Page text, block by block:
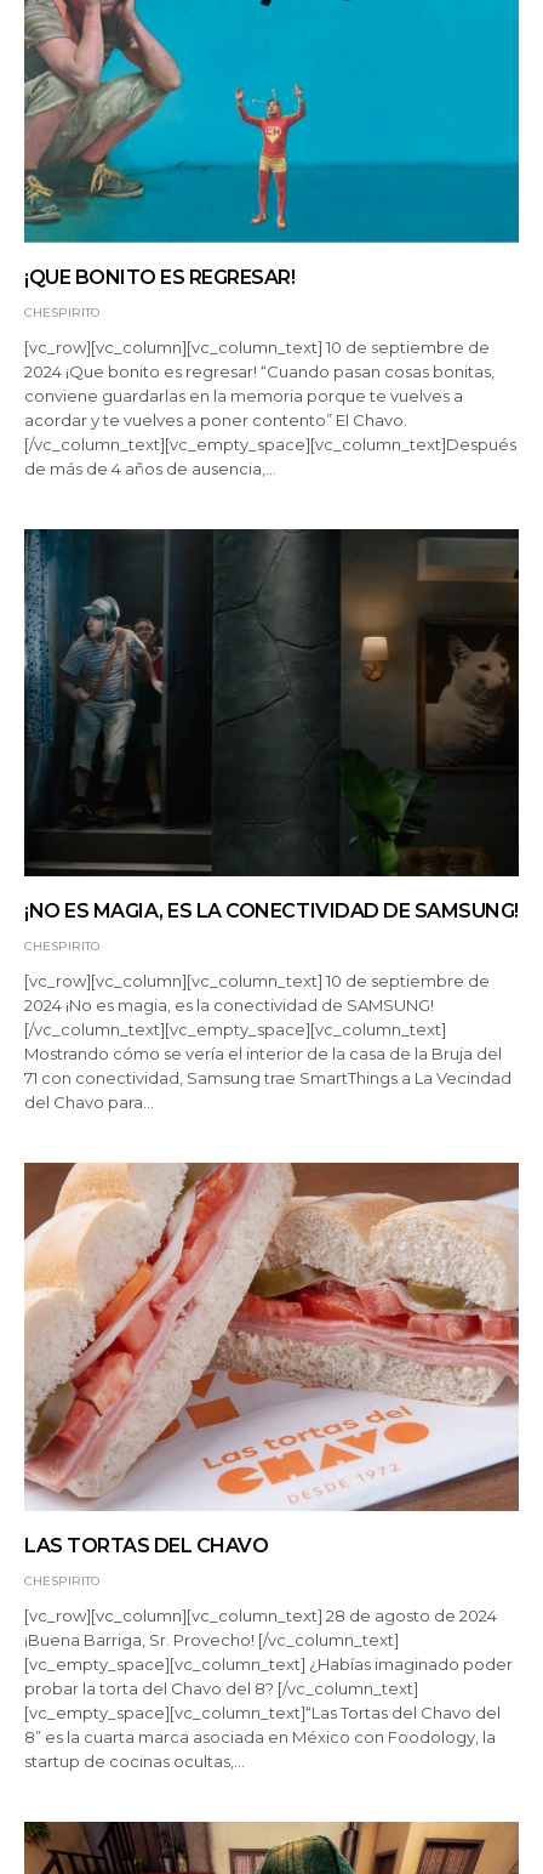
¡QUE BONITO ES REGRESAR!
CHESPIRITO
[vc_row][vc_column][vc_column_text] 10 de septiembre de
2024 ¡Que bonito es regresar! “Cuando pasan cosas bonitas,
conviene guardarlas en la memoria porque te vuelves a
acordar y te vuelves a poner contento” El Chavo.
[/vc_column_text][vc_empty_space][vc_column_text]Después
de más de 4 años de ausencia,…
¡NO ES MAGIA, ES LA CONECTIVIDAD DE SAMSUNG!
CHESPIRITO
[vc_row][vc_column][vc_column_text] 10 de septiembre de
2024 ¡No es magia, es la conectividad de SAMSUNG!
[/vc_column_text][vc_empty_space][vc_column_text]
Mostrando cómo se vería el interior de la casa de la Bruja del
71 con conectividad, Samsung trae SmartThings a La Vecindad
del Chavo para…
LAS TORTAS DEL CHAVO
CHESPIRITO
[vc_row][vc_column][vc_column_text] 28 de agosto de 2024
¡Buena Barriga, Sr. Provecho! [/vc_column_text]
[vc_empty_space][vc_column_text] ¿Habías imaginado poder
probar la torta del Chavo del 8? [/vc_column_text]
[vc_empty_space][vc_column_text]“Las Tortas del Chavo del
8” es la cuarta marca asociada en México con Foodology, la
startup de cocinas ocultas,…